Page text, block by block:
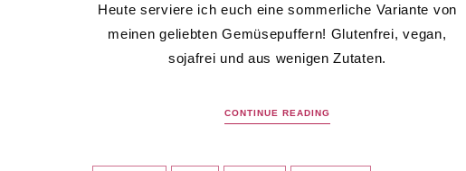
Heute serviere ich euch eine sommerliche Variante von
meinen geliebten Gemüsepuffern! Glutenfrei, vegan,
sojafrei und aus wenigen Zutaten.
CONTINUE READING